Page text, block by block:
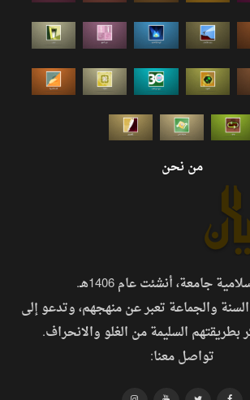
من نحن
جامعة، أنشئت عام 1406هـ.
والجماعة تعبر عن منهجهم، وتدعو إلى
بطريقتهم السليمة من الغلو والانحراف.
تواصل معنا: